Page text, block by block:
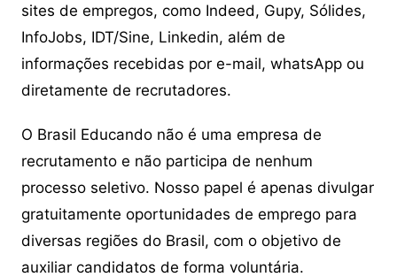
sites de empregos, como Indeed, Gupy, Sólides,
InfoJobs, IDT/Sine, Linkedin, além de
informações recebidas por e-mail, whatsApp ou
diretamente de recrutadores.
O Brasil Educando não é uma empresa de
recrutamento e não participa de nenhum
processo seletivo. Nosso papel é apenas divulgar
gratuitamente oportunidades de emprego para
diversas regiões do Brasil, com o objetivo de
auxiliar candidatos de forma voluntária.